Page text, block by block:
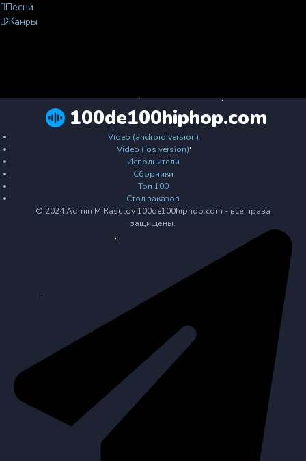
Песни
Жанры
100de100hiphop.com
Video (android version)
Video (ios version)
Исполнители
Сборники
Топ 100
Стол заказов
© 2024 Admin M.Rasulov 100de100hiphop.com - все права
защищены.